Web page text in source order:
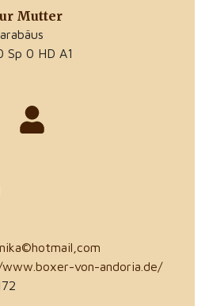
Mutter
Sp 0 HD A1
von-andoria.de/